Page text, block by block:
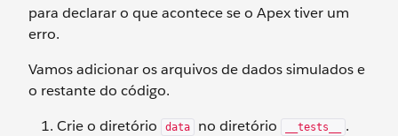
para declarar o que acontece se o Apex tiver um
erro.
Vamos adicionar os arquivos de dados simulados e
o restante do código.
Crie o diretório
data no diretório __tests__
.